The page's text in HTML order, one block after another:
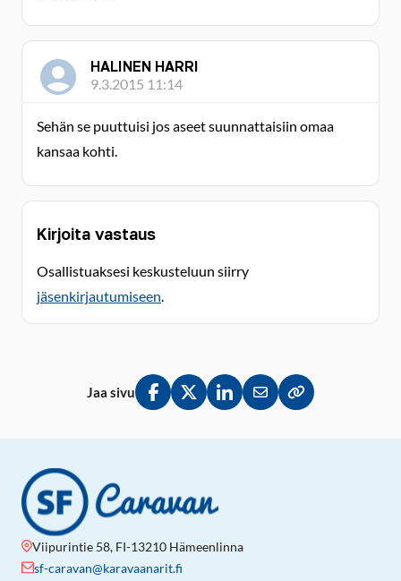
HALINEN HARRI
9.3.2015 11:14
Sehän se puuttuisi jos aseet suunnattaisiin omaa
kansaa kohti.
Kirjoita vastaus
Osallistuaksesi keskusteluun siirry
jäsenkirjautumiseen.
Jaa sivu
Jaa Facebookissa
Jaa Twitterissä
Jaa LinkedInissä
Jaa sähköpostitse
Kopioi linkki
Viipurintie 58, FI-13210 Hämeenlinna
sf-caravan@karavaanarit.fi